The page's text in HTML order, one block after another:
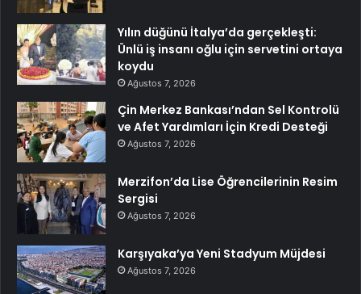
Yılın düğünü İtalya’da gerçekleşti:
Ünlü iş insanı oğlu için servetini ortaya
koydu
Ağustos 7, 2026
Çin Merkez Bankası’ndan Sel Kontrolü
ve Afet Yardımları İçin Kredi Desteği
Ağustos 7, 2026
Merzifon’da Lise Öğrencilerinin Resim
Sergisi
Ağustos 7, 2026
Karşıyaka’ya Yeni Stadyum Müjdesi
Ağustos 7, 2026